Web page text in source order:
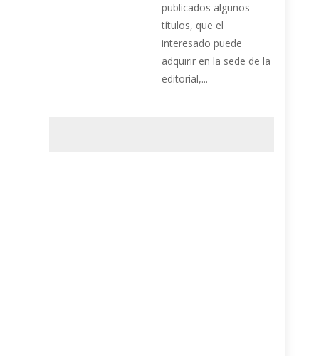
publicados algunos
títulos, que el
interesado puede
adquirir en la sede de la
editorial,...